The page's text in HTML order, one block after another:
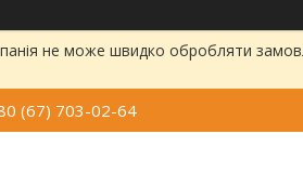
не може швидко обробляти
(67) 703-02-64